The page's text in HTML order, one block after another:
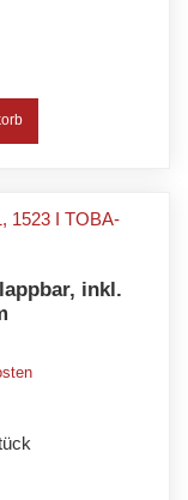
inkl.